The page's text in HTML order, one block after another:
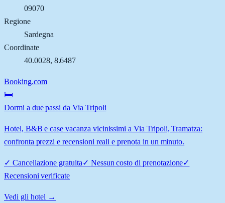
09070
Regione
Sardegna
Coordinate
40.0028, 8.6487
Booking.com
🛏️
Dormi a due passi da Via Tripoli
Hotel, B&B e case vacanza vicinissimi a Via Tripoli, Tramatza:
confronta prezzi e recensioni reali e prenota in un minuto.
✓ Cancellazione gratuita✓ Nessun costo di prenotazione✓
Recensioni verificate
Vedi gli hotel →